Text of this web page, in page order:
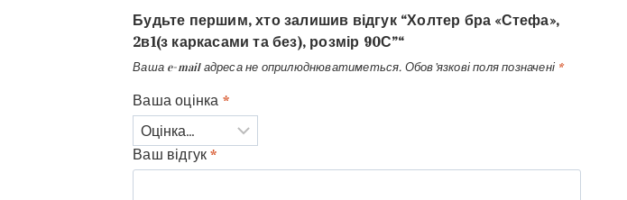
Будьте першим, хто залишив відгук “Холтер бра «Стефа»,
2в1(з каркасами та без), розмір 90С”“
Ваша e-mail адреса не оприлюднюватиметься. Обов’язкові поля позначені *
Ваша оцінка *
Ваш відгук*